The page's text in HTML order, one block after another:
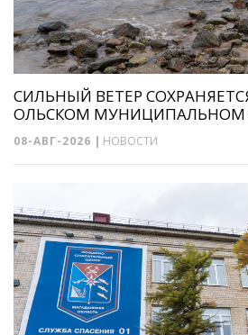
СИЛЬНЫЙ ВЕТЕР
ОЛЬСКОМ МУНИЦИПАЛЬНОМ
08-АВГ-2026 | НОВОСТИ